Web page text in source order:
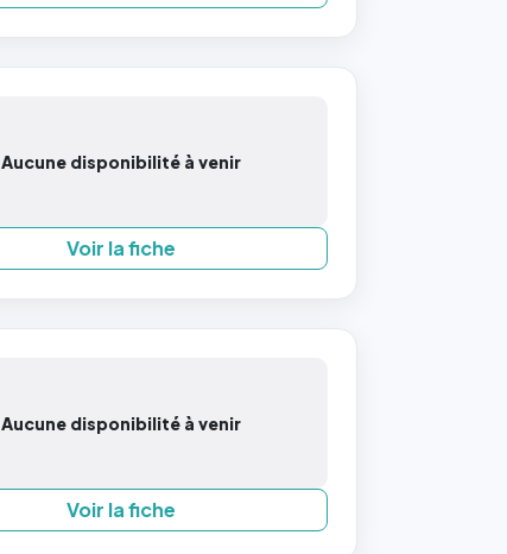
Aucune disponibilité à venir
Voir la fiche
Aucune disponibilité à venir
Voir la fiche